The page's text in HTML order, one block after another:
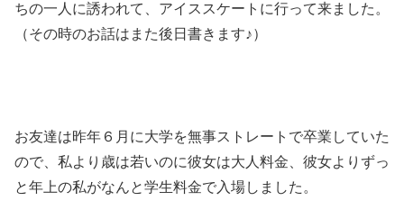
ちの一人に誘われて、アイススケートに行って来ました。
（その時のお話はまた後日書きます♪）
お友達は昨年６月に大学を無事ストレートで卒業していた
ので、私より歳は若いのに彼女は大人料金、彼女よりずっ
と年上の私がなんと学生料金で入場しました。